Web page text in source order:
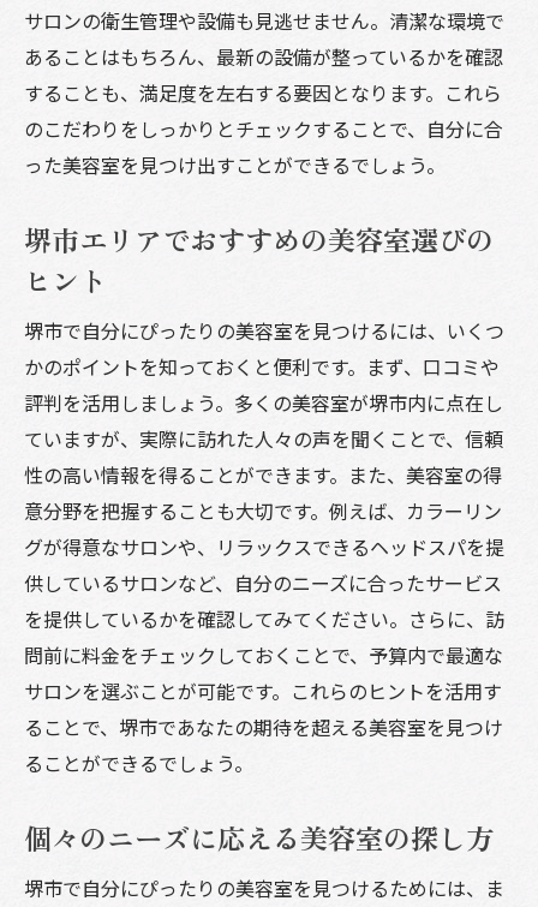
サロンの衛生管理や設備も見逃せません。清潔な環境で
あることはもちろん、最新の設備が整っているかを確認
することも、満足度を左右する要因となります。これら
のこだわりをしっかりとチェックすることで、自分に合
った美容室を見つけ出すことができるでしょう。
堺市エリアでおすすめの美容室選びの
ヒント
堺市で自分にぴったりの美容室を見つけるには、いくつ
かのポイントを知っておくと便利です。まず、口コミや
評判を活用しましょう。多くの美容室が堺市内に点在し
ていますが、実際に訪れた人々の声を聞くことで、信頼
性の高い情報を得ることができます。また、美容室の得
意分野を把握することも大切です。例えば、カラーリン
グが得意なサロンや、リラックスできるヘッドスパを提
供しているサロンなど、自分のニーズに合ったサービス
を提供しているかを確認してみてください。さらに、訪
問前に料金をチェックしておくことで、予算内で最適な
サロンを選ぶことが可能です。これらのヒントを活用す
ることで、堺市であなたの期待を超える美容室を見つけ
ることができるでしょう。
個々のニーズに応える美容室の探し方
堺市で自分にぴったりの美容室を見つけるためには、ま